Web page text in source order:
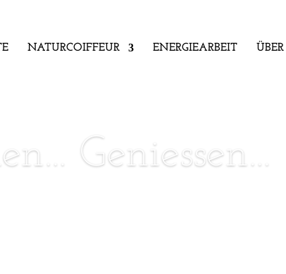
NATURCOIFFEUR ENERGIEARBEIT
Geniessen…